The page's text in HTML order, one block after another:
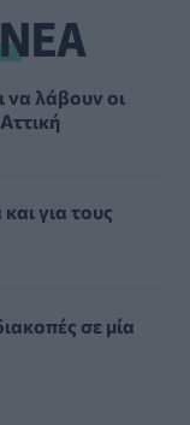
να λάβουν οι
για τους
σε μία